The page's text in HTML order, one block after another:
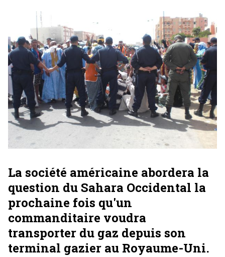
La société américaine abordera la
question du Sahara Occidental la
prochaine fois qu'un
commanditaire voudra
transporter du gaz depuis son
terminal gazier au Royaume-Uni.